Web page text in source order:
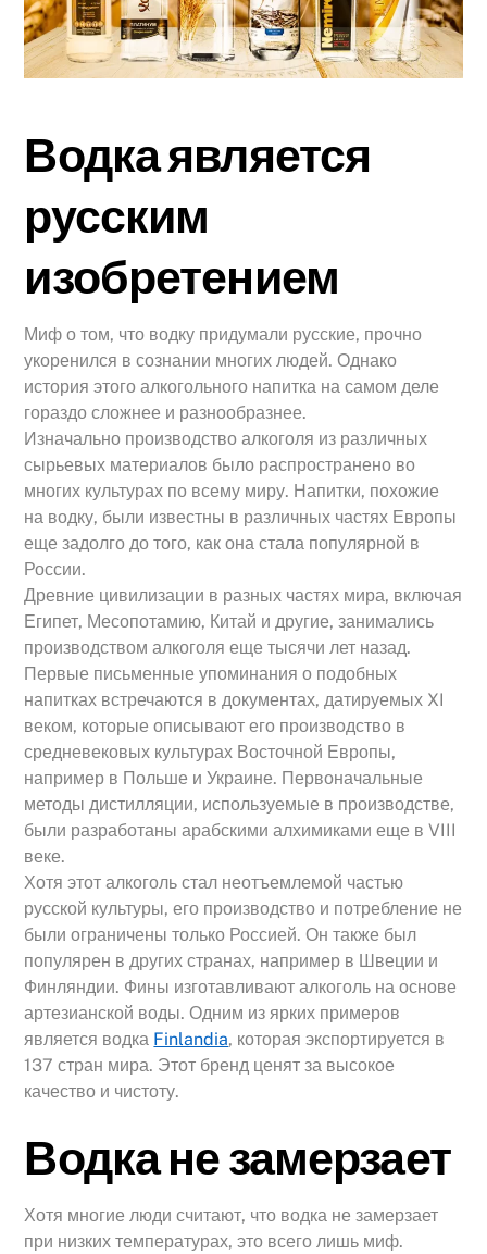
Водка является
русским
изобретением
Миф о том, что водку придумали русские, прочно
укоренился в сознании многих людей. Однако
история этого алкогольного напитка на самом деле
гораздо сложнее и разнообразнее.
Изначально производство алкоголя из различных
сырьевых материалов было распространено во
многих культурах по всему миру. Напитки, похожие
на водку, были известны в различных частях Европы
еще задолго до того, как она стала популярной в
России.
Древние цивилизации в разных частях мира, включая
Египет, Месопотамию, Китай и другие, занимались
производством алкоголя еще тысячи лет назад.
Первые письменные упоминания о подобных
напитках встречаются в документах, датируемых XI
веком, которые описывают его производство в
средневековых культурах Восточной Европы,
например в Польше и Украине. Первоначальные
методы дистилляции, используемые в производстве,
были разработаны арабскими алхимиками еще в VIII
веке.
Хотя этот алкоголь стал неотъемлемой частью
русской культуры, его производство и потребление не
были ограничены только Россией. Он также был
популярен в других странах, например в Швеции и
Финляндии. Фины изготавливают алкоголь на основе
артезианской воды. Одним из ярких примеров
является водка Finlandia, которая экспортируется в
137 стран мира. Этот бренд ценят за высокое
качество и чистоту.
Водка не замерзает
Хотя многие люди считают, что водка не замерзает
при низких температурах, это всего лишь миф.